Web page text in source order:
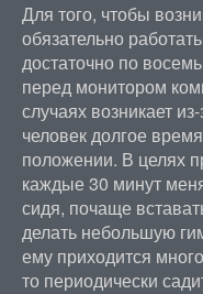
Для того, чтобы
обязательно
достаточно по
перед монитором
случаях возникает
человек долгое
положении. В целях
каждые 30 минут
сидя, почаще
делать небольшую
ему приходится
то периодически